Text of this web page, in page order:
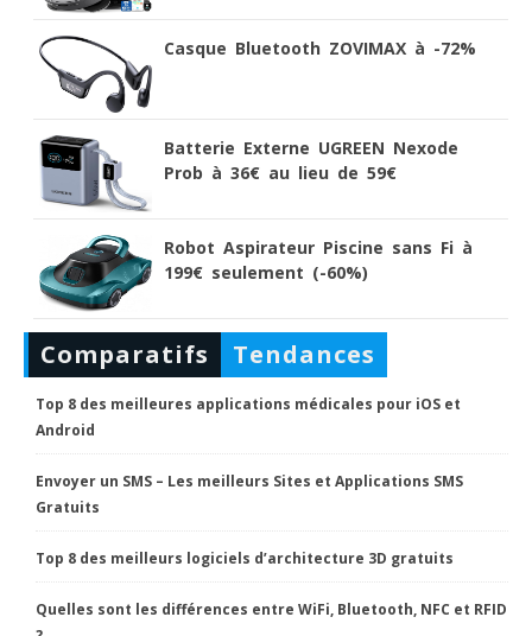
Casque Bluetooth ZOVIMAX à -72%
Batterie Externe UGREEN Nexode
Prob à 36€ au lieu de 59€
Robot Aspirateur Piscine sans Fi à
199€ seulement (-60%)
Comparatifs Tendances
Top 8 des meilleures applications médicales pour iOS et
Android
Envoyer un SMS – Les meilleurs Sites et Applications SMS
Gratuits
Top 8 des meilleurs logiciels d’architecture 3D gratuits
Quelles sont les différences entre WiFi, Bluetooth, NFC et RFID